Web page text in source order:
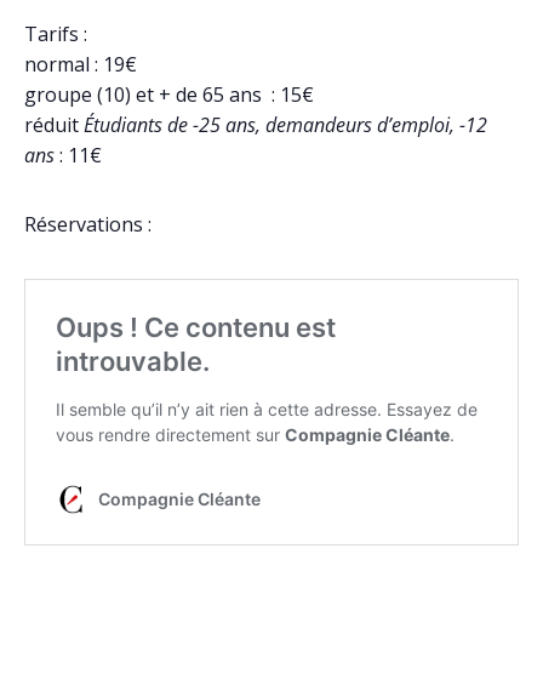
Tarifs :
normal : 19€
groupe (10) et + de 65 ans : 15€
réduitÉtudiants de -25 ans, demandeurs d’emploi, -12
ans: 11€
Réservations :